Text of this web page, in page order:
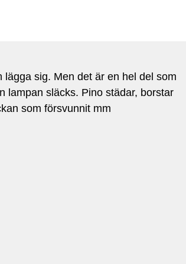
lägga sig. Men det är en hel del som
lampan släcks. Pino städar, borstar
som försvunnit mm